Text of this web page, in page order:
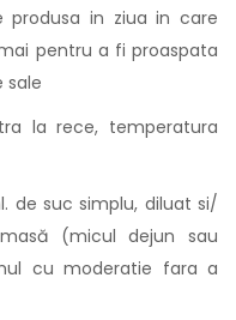
produsa in ziua in care
pentru a fi proaspata
sale
la rece, temperatura
de suc simplu, diluat si/
(micul dejun sau
cu moderatie fara a